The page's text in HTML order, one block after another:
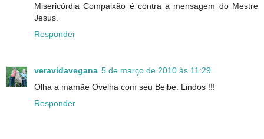
Misericórdia Compaixão é contra a mensagem do Mestre
Jesus.
Responder
veravidavegana 5 de março de 2010 às 11:29
Olha a mamãe Ovelha com seu Beibe. Lindos !!!
Responder